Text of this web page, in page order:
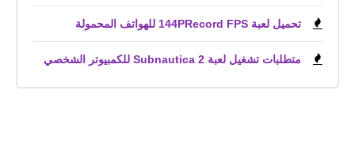
تحميل لعبة 144PRecord FPS للهواتف المحمولة
متطلبات تشغيل لعبة Subnautica 2 للكمبيوتر الشخصي